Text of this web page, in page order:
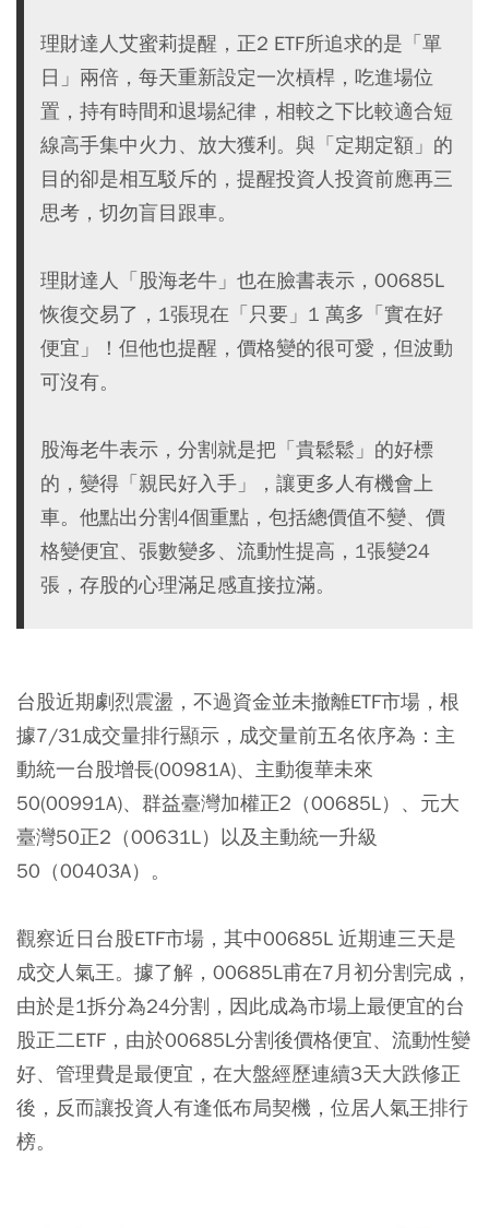
理財達人艾蜜莉提醒，正2 ETF所追求的是「單
日」兩倍，每天重新設定一次槓桿，吃進場位
置，持有時間和退場紀律，相較之下比較適合短
線高手集中火力、放大獲利。與「定期定額」的
目的卻是相互駁斥的，提醒投資人投資前應再三
思考，切勿盲目跟車。
理財達人「股海老牛」也在臉書表示，00685L
恢復交易了，1張現在「只要」1 萬多「實在好
便宜」！但他也提醒，價格變的很可愛，但波動
可沒有。
股海老牛表示，分割就是把「貴鬆鬆」的好標
的，變得「親民好入手」，讓更多人有機會上
車。他點出分割4個重點，包括總價值不變、價
格變便宜、張數變多、流動性提高，1張變24
張，存股的心理滿足感直接拉滿。
台股近期劇烈震盪，不過資金並未撤離ETF市場，根
據7/31成交量排行顯示，成交量前五名依序為：主
動統一台股增長(00981A)、主動復華未來
50(00991A)、群益臺灣加權正2（00685L）、元大
臺灣50正2（00631L）以及主動統一升級
50（00403A）。
觀察近日台股ETF市場，其中00685L 近期連三天是
成交人氣王。據了解，00685L甫在7月初分割完成，
由於是1拆分為24分割，因此成為市場上最便宜的台
股正二ETF，由於00685L分割後價格便宜、流動性變
好、管理費是最便宜，在大盤經歷連續3天大跌修正
後，反而讓投資人有逢低布局契機，位居人氣王排行
榜。